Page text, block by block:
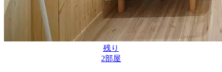
残り
2部屋